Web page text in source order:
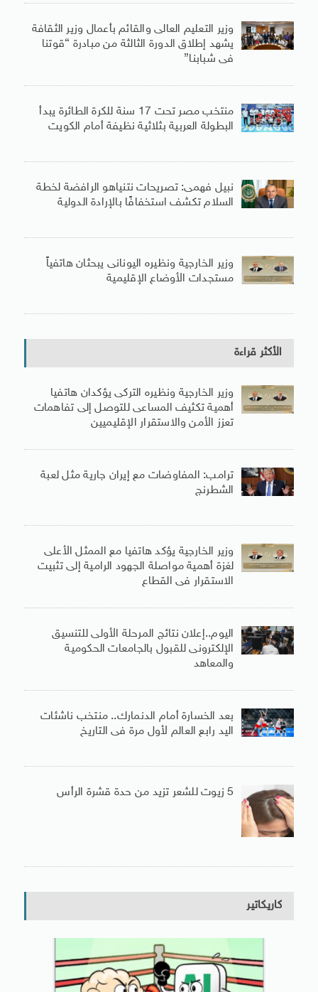
وزير التعليم العالى والقائم بأعمال وزير الثقافة
يشهد إطلاق الدورة الثالثة من مبادرة “قوتنا
فى شبابنا”
منتخب مصر تحت 17 سنة للكرة الطائرة يبدأ
البطولة العربية بثلاثية نظيفة أمام الكويت
نبيل فهمى: تصريحات نتنياهو الرافضة لخطة
السلام تكشف استخفافًا بالإرادة الدولية
وزير الخارجية ونظيره اليونانى يبحثان هاتفياً
مستجدات الأوضاع الإقليمية
الأكثر قراءة
وزير الخارجية ونظيره التركى يؤكدان هاتفيا
أهمية تكثيف المساعى للتوصل إلى تفاهمات
تعزز الأمن والاستقرار الإقليميين
ترامب: المفاوضات مع إيران جارية مثل لعبة
الشطرنج
وزير الخارجية يؤكد هاتفيا مع الممثل الأعلى
لغزة أهمية مواصلة الجهود الرامية إلى تثبيت
الاستقرار فى القطاع
اليوم..إعلان نتائج المرحلة الأولى للتنسيق
الإلكترونى للقبول بالجامعات الحكومية
والمعاهد
بعد الخسارة أمام الدنمارك.. منتخب ناشئات
اليد رابع العالم لأول مرة فى التاريخ
5 زيوت للشعر تزيد من حدة قشرة الرأس
كاريكاتير